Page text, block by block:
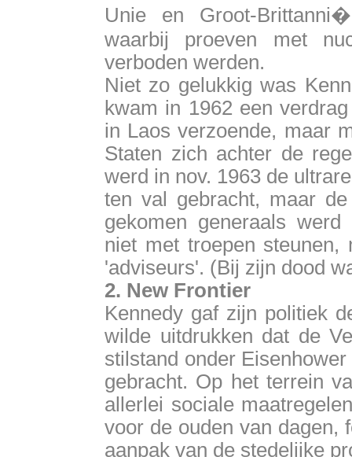
Unie en Groot-
waarbij proeven met
verboden werden.
Niet zo gelukkig was
kwam in 1962 een
in Laos verzoende, maar
Staten zich achter de
werd in nov. 1963 de
ten val gebracht, maar
gekomen generaals
niet met troepen steunen,
'adviseurs'. (Bij zijn dood
2. New Frontier
Kennedy gaf zijn politiek
wilde uitdrukken dat de
stilstand onder
gebracht. Op het terrein
allerlei sociale
voor de ouden van dagen,
aanpak van de stedelijke